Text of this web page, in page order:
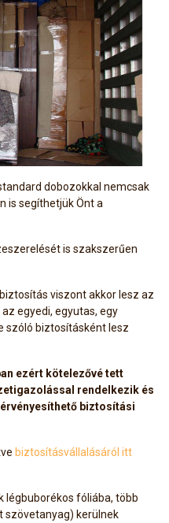
dobozokkal nemcsak
is segíthetjük Önt a
is szakszerűen
viszont akkor lesz az
egyedi, egyutas, egy
szóló biztosításként lesz
ezért kötelezővé tett
rendelkezik és
biztosítási
biztosításvállalásáról itt
légbuborékos fóliába, több
szövetanyag) kerülnek